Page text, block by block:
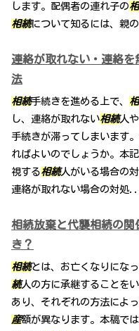
します。配偶者の連れ子の
相続について知るには、親
連絡が取れない・連絡
法
相続手続きを進める上で、
し、連絡が取れない相続人
手続きが滞ってしまいます
ればよいのでしょうか。本
視する相続人がいる場合の
連絡が取れない場合の対処
相続放棄と代襲相続の
き？
相続とは、お亡くなりにな
続人の方に承継することをい
あり、それぞれの方法によ
産額が異なります。本稿では